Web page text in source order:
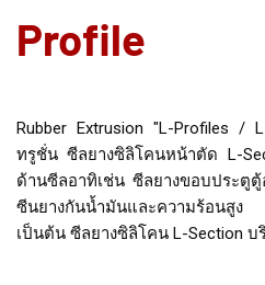
Profile
Rubber Extrusion "L-Profiles /
ทรูชั่น ซีลยางซิลิโคนหน้าตัด L-
ด้านซีลอาทิเช่น ซีลยางขอบประตู
ซีนยางกันน้ำมันและความร้อนสู
เป็นต้น ซีลยางซิลิโคน L-Section